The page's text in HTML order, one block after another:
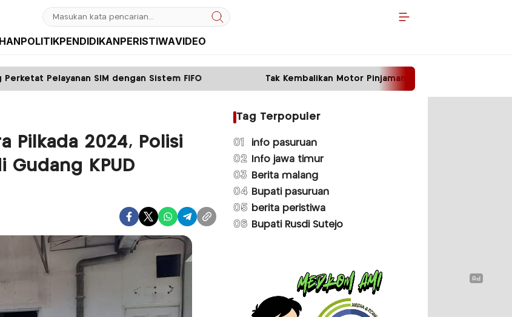
POLITIKPENDIDIKANPERISTIWAVIDEO
dengan Sistem FIFO Tak Kembalikan Motor Pinjaman, Pria di Malang Ditangkap Polisi
Pilkada 2024, Polisi
Gudang KPUD
Tag Terpopuler
01 info pasuruan
02 Info jawa timur
03 Berita malang
04 Bupati pasuruan
05 berita peristiwa
06 Bupati Rusdi Sutejo